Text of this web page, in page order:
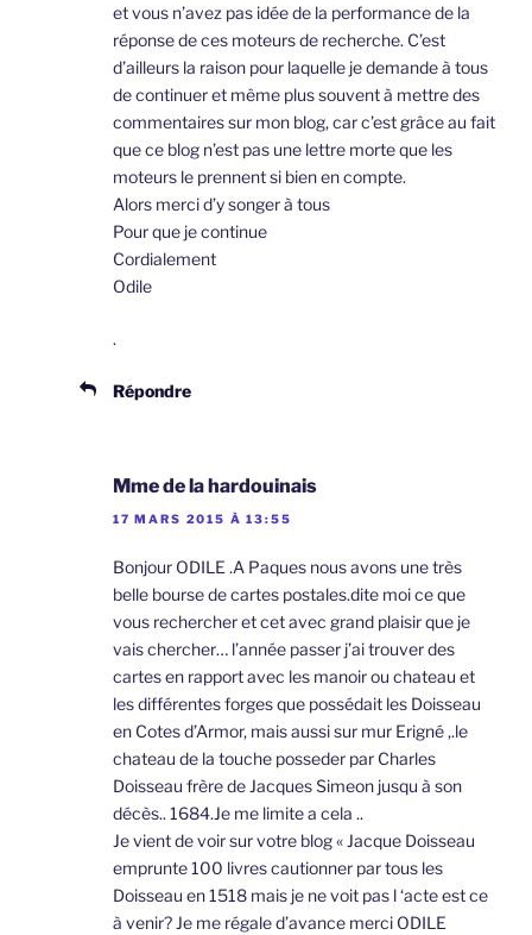
et vous n’avez pas idée de la performance de la
réponse de ces moteurs de recherche. C’est
d’ailleurs la raison pour laquelle je demande à tous
de continuer et même plus souvent à mettre des
commentaires sur mon blog, car c’est grâce au fait
que ce blog n’est pas une lettre morte que les
moteurs le prennent si bien en compte.
Alors merci d’y songer à tous
Pour que je continue
Cordialement
Odile
.
Répondre
Mme de la hardouinais
17 MARS 2015 À 13:55
Bonjour ODILE .A Paques nous avons une très
belle bourse de cartes postales.dite moi ce que
vous rechercher et cet avec grand plaisir que je
vais chercher… l’année passer j’ai trouver des
cartes en rapport avec les manoir ou chateau et
les différentes forges que possédait les Doisseau
en Cotes d’Armor, mais aussi sur mur Erigné ,.le
chateau de la touche posseder par Charles
Doisseau frère de Jacques Simeon jusqu à son
décès.. 1684.Je me limite a cela ..
Je vient de voir sur votre blog « Jacque Doisseau
emprunte 100 livres cautionner par tous les
Doisseau en 1518 mais je ne voit pas l ‘acte est ce
à venir? Je me régale d’avance merci ODILE